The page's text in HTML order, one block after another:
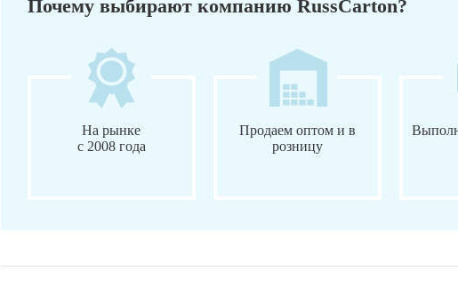
Почему выбирают компанию RussCarton?
На рынке
с 2008 года
Продаем оптом и в
розницу